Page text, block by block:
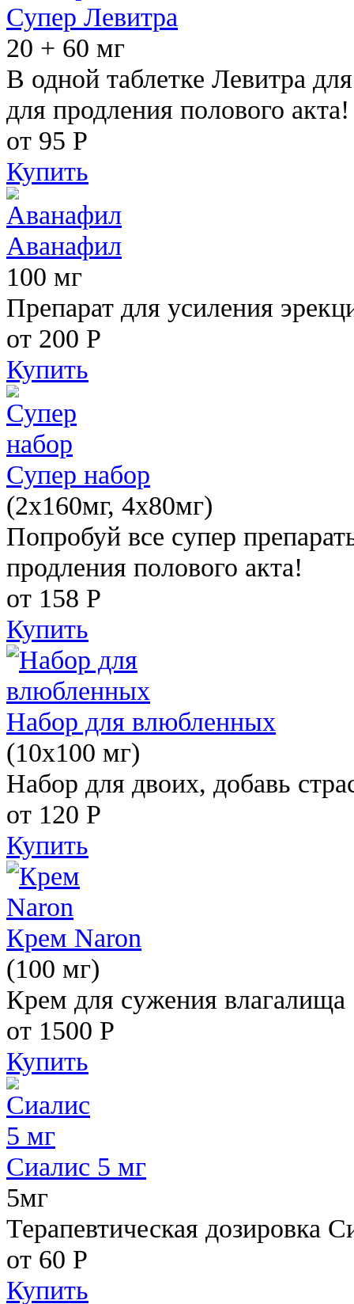
Супер Левитра
20 + 60 мг
В одной таблетке Левитра
для продления полового акта!
от 95 Р
Купить
Аванафил
100 мг
Препарат для усиления
от 200 Р
Купить
Супер набор
(2х160мг, 4х80мг)
Попробуй все супер
продления полового акта!
от 158 Р
Купить
Набор для влюбленных
(10х100 мг)
Набор для двоих, добавь
от 120 Р
Купить
Крем Naron
(100 мг)
Крем для сужения влагалища
от 1500 Р
Купить
Сиалис 5 мг
5мг
Терапевтическая дозировка
от 60 Р
Купить